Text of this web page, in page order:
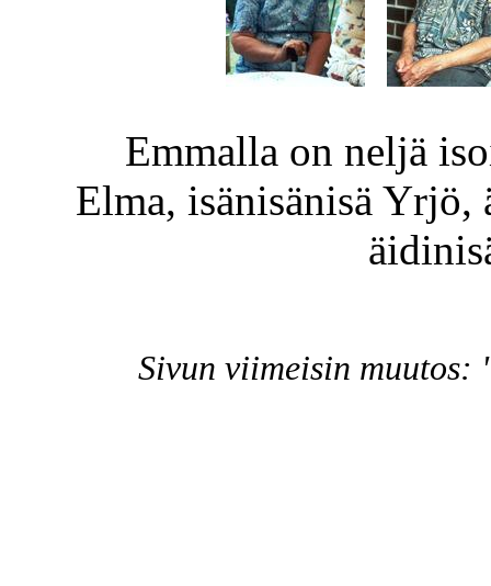
Emmalla on neljä
Elma, isänisänisä
Sivun viimeisin